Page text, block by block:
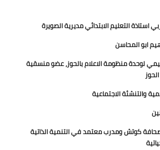
استاذة التعليم الابتدائي مديرية الصويرة
ابو المحاسن
لوحدة منظومة الاعلام بالحوز، عضو منسقية
والتنشئة الاجتماعية
كوتش ومدرب معتمد في التنمية الذاتية